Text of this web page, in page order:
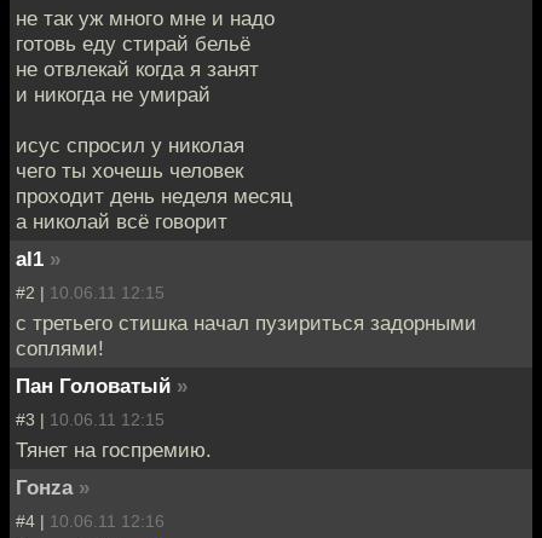
не так уж много мне и надо
готовь еду стирай бельё
не отвлекай когда я занят
и никогда не умирай
исус спросил у николая
чего ты хочешь человек
проходит день неделя месяц
а николай всё говорит
al1 »
#2 | 10.06.11 12:15
с третьего стишка начал пузириться задорными
соплями!
Пан Головатый »
#3 | 10.06.11 12:15
Тянет на госпремию.
Гонzа »
#4 | 10.06.11 12:16